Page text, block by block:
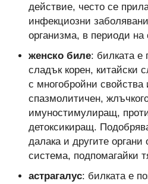
действие, често се
инфекциозни
организма, в периоди на
женско биле: билката е
сладък корен, китайски
с многобройни
спазмолитичен,
имуностимулиращ,
детоксикиращ.
далака и другите
система, подпомагайки
астрагалус: билката е